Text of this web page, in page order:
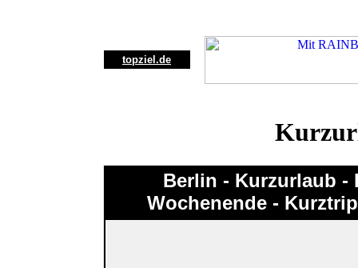
topziel.de
Berlin - Kurzurlaub -
Wochenende -